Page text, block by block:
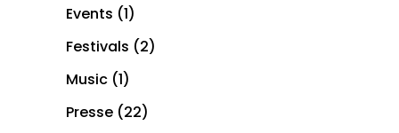
Events (1)
Festivals (2)
Music (1)
Presse (22)